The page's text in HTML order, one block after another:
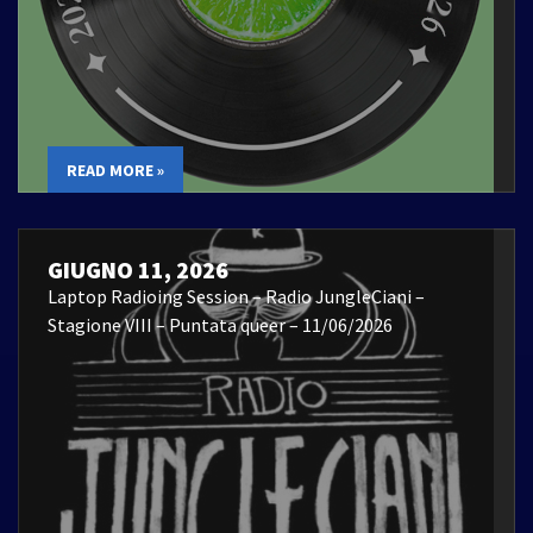
READ MORE »
GIUGNO 11, 2026
Laptop Radioing Session – Radio JungleCiani –
Stagione VIII – Puntata queer – 11/06/2026